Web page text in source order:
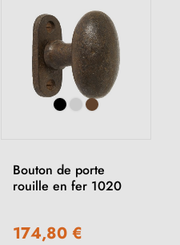
Bouton de porte
rouille en fer 1020
174,80 €